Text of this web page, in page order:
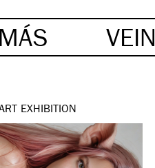
MÁS VEIN
EXHIBITION